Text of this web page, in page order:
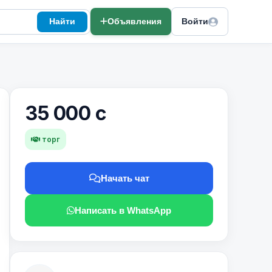
Найти Объявления Войти
35 000 с
торг
Начать чат
Написать в WhatsApp